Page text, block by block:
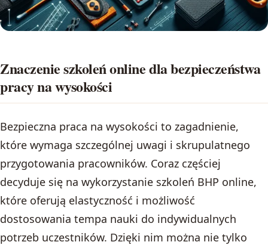
Znaczenie szkoleń online dla bezpieczeństwa
pracy na wysokości
Bezpieczna praca na wysokości to zagadnienie,
które wymaga szczególnej uwagi i skrupulatnego
przygotowania pracowników. Coraz częściej
decyduje się na wykorzystanie szkoleń BHP online,
które oferują elastyczność i możliwość
dostosowania tempa nauki do indywidualnych
potrzeb uczestników. Dzięki nim można nie tylko